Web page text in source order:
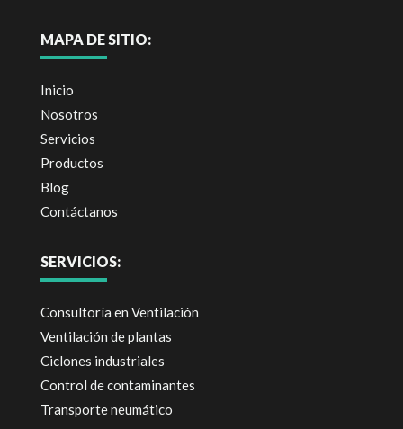
MAPA DE SITIO:
Inicio
Nosotros
Servicios
Productos
Blog
Contáctanos
SERVICIOS:
Consultoría en Ventilación
Ventilación de plantas
Ciclones industriales
Control de contaminantes
Transporte neumático